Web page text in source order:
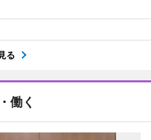
る
働く